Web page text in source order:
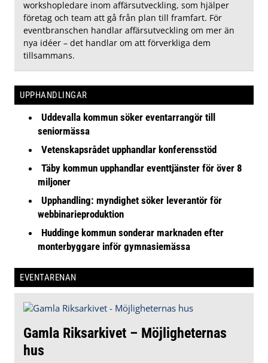
workshopledare inom affärsutveckling, som hjälper
företag och team att gå från plan till framfart. För
eventbranschen handlar affärsutveckling om mer än
nya idéer – det handlar om att förverkliga dem
tillsammans.
UPPHANDLINGAR
Uddevalla kommun söker eventarrangör till
seniormässa
Vetenskapsrådet upphandlar konferensstöd
Täby kommun upphandlar eventtjänster för över 8
miljoner
Upphandling: myndighet söker leverantör för
webbinarieproduktion
Huddinge kommun sonderar marknaden efter
monterbyggare inför gymnasiemässa
EVENTARENAN
Gamla Riksarkivet – Möjligheternas
hus